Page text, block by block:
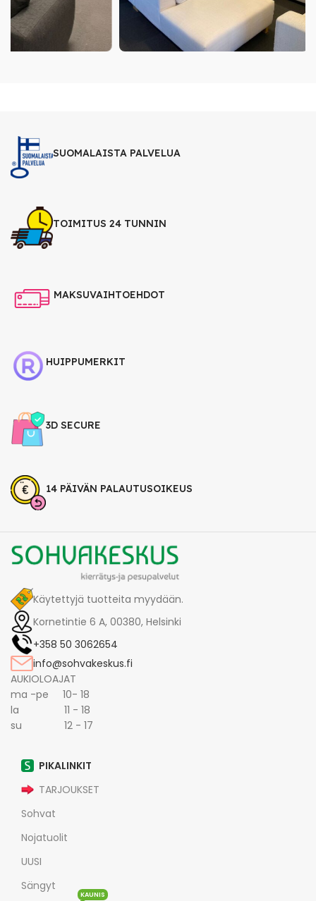
SUOMALAISTA PALVELUA
TOIMITUS 24 TUNNIN
MAKSUVAIHTOEHDOT
HUIPPUMERKIT
3D SECURE
14 PÄIVÄN PALAUTUSOIKEUS
Käytettyjä tuotteita myydään.
Kornetintie 6 A, 00380, Helsinki
+358 50 3062654
info@sohvakeskus.fi
AUKIOLOAJAT
ma -pe 10- 18
la 11 - 18
su 12 - 17
PIKALINKIT
TARJOUKSET
Sohvat
Nojatuolit
UUSI
Sängyt
KAUNIS